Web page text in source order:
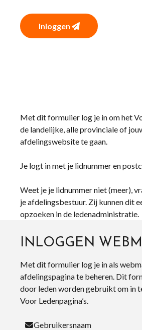
Inloggen
Met dit formulier log je in om het
de landelijke, alle provinciale of
afdelingswebsite te gaan.
Je logt in met je lidnummer en
Weet je je lidnummer niet (meer),
je afdelingsbestuur. Zij kunnen dit
opzoeken in de ledenadministratie.
INLOGGEN
Met dit formulier log je in als
afdelingspagina te beheren. Dit
door leden worden gebruikt om in
Voor Ledenpagina’s.
Gebruikersnaam